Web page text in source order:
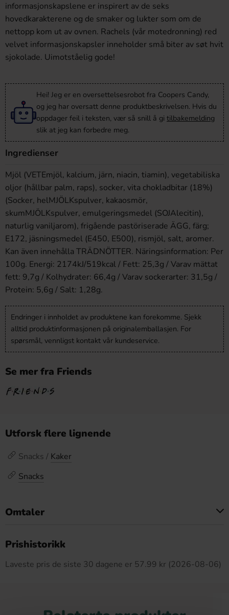
informasjonskapslene er inspirert av de seks
hovedkarakterene og de smaker og lukter som om de
nettopp kom ut av ovnen. Rachels (vår motedronning) red
velvet informasjonskapsler inneholder små biter av søt hvit
sjokolade. Uimotståelig gode!
Hei! Jeg er en oversettelsesrobot fra Coopers Candy,
og jeg har oversatt denne produktbeskrivelsen. Hvis du
oppdager feil i teksten, vær så snill å gi tilbakemelding
slik at jeg kan forbedre meg.
Ingredienser
Mjöl (VETEmjöl, kalcium, järn, niacin, tiamin), vegetabiliska
oljor (hållbar palm, raps), socker, vita chokladbitar (18%)
(Socker, helMJÖLKspulver, kakaosmör,
skumMJÖLKspulver, emulgeringsmedel (SOJAlecitin),
naturlig vaniljarom), frigående pastöriserade ÄGG, färg;
E172, jäsningsmedel (E450, E500), rismjöl, salt, aromer.
Kan även innehålla TRÄDNÖTTER. Näringsinformation: Per
100g. Energi: 2174kJ/519kcal / Fett: 25,3g / Varav mättat
fett: 9,7g / Kolhydrater: 66,4g / Varav sockerarter: 31,5g /
Protein: 5,6g / Salt: 1,28g.
Endringer i innholdet av produktene kan forekomme. Sjekk
alltid produktinformasjonen på originalemballasjen. For
spørsmål, vennligst kontakt vår kundeservice.
Se mer fra Friends
Utforsk flere lignende
Snacks / Kaker
Snacks
Omtaler
Prishistorikk
Laveste pris de siste 30 dagene er 57.99 kr (2026-08-06)